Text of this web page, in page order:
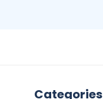
Categories